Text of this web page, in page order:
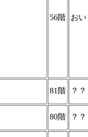
56階 おい
81階 ？
80階 ？